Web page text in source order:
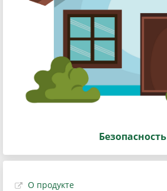
Безопасность
О продукте